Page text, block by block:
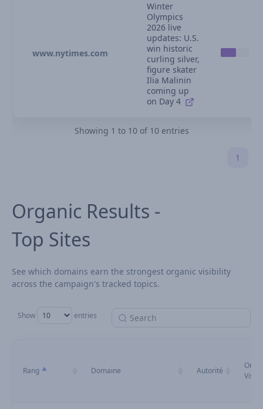
www.nytimes.com
Winter
Olympics
2026 live
updates: U.S.
win historic
curling silver,
figure skater
Ilia Malinin
coming up
on Day 4
Showing 1 to 10 of 10 entries
1
Organic Results -
Top Sites
See which domains earn the strongest organic visibility
across the campaign's tracked topics.
Show entries
Rang Domaine Autorité